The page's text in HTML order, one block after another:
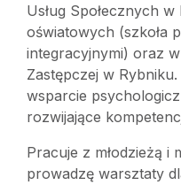
Usług Społecznych
oświatowych (szkoła
integracyjnymi) oraz
Zastępczej w
wsparcie
rozwijające
Pracuje z młodzieżą i
prowadzę warsztaty